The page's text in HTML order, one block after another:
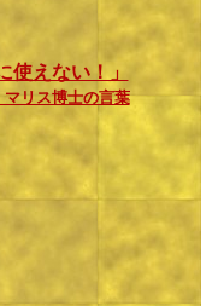
使えない！」
リス博士の言葉